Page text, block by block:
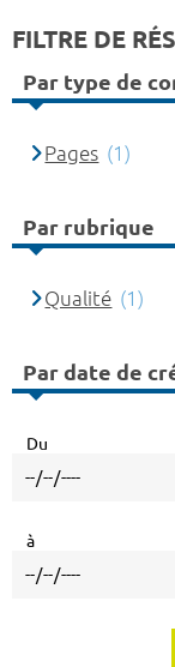
FILTRE DE
Par type de
Pages (1)
Par rubrique
Qualité (1)
Par date de
Du
à